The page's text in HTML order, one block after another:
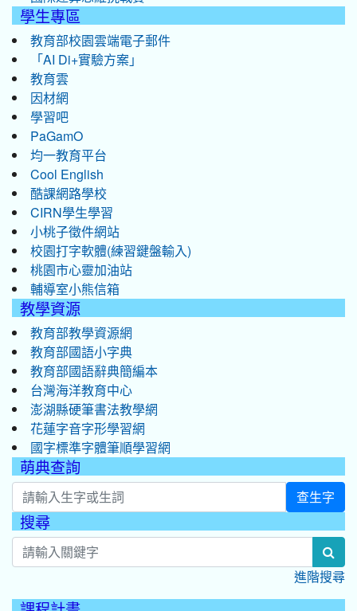
學生專區
教育部校園雲端電子郵件
「AI Di+實驗方案」
教育雲
因材網
學習吧
PaGamO
均一教育平台
Cool English
酷課網路學校
CIRN學生學習
小桃子徵件網站
校園打字軟體(練習鍵盤輸入)
桃園市心靈加油站
輔導室小熊信箱
教學資源
教育部教學資源網
教育部國語小字典
教育部國語辭典簡編本
台灣海洋教育中心
澎湖縣硬筆書法教學網
花蓮字音字形學習網
國字標準字體筆順學習網
萌典查詢
查生字
搜尋
進階搜尋